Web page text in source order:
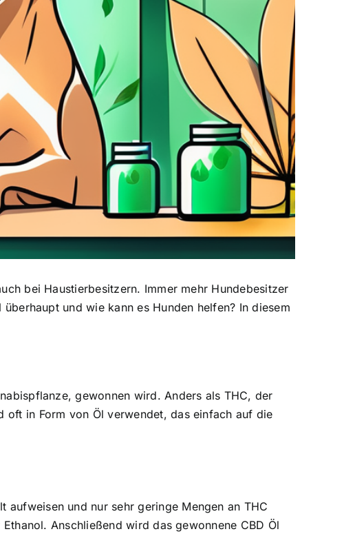
bei Haustierbesitzern. Immer mehr Hundebesitzer
und wie kann es Hunden helfen? In diesem
gewonnen wird. Anders als THC, der
oft in Form von Öl verwendet, das einfach auf die
aufweisen und nur sehr geringe Mengen an THC
Anschließend wird das gewonnene CBD Öl